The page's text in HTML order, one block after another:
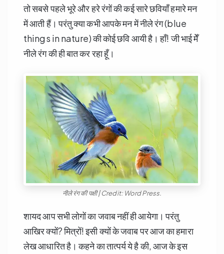
तो सबसे पहले भूरे और हरे रंगों की कई सारे छवियाँ हमारे मन
में आती हैं। परंतु क्या कभी आपके मन में नीले रंग (blue
things in nature) की कोई छवि आयी है। हाँ! जी भाई मेँ
नीले रंग की ही बात कर रहा हूँ।
नीले रंग की पक्षी | Credit: Word Press.
शायद आप सभी लोगों का जवाब नहीं ही आयेगा। परंतु
आखिर क्यों? मित्रों! इसी क्यों के जवाब पर आज का हमारा
लेख आधारित है। कहने का तात्पर्य ये है की, आज के इस